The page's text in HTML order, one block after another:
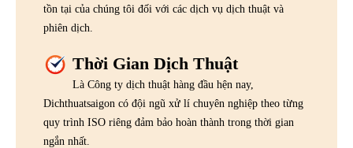
tồn tại của chúng tôi đối với các dịch vụ dịch thuật và
phiên dịch.
Thời Gian Dịch Thuật
Là Công ty dịch thuật hàng đầu hện nay,
Dichthuatsaigon có đội ngũ xử lí chuyên nghiệp theo từng
quy trình ISO riêng đảm bảo hoàn thành trong thời gian
ngắn nhất.